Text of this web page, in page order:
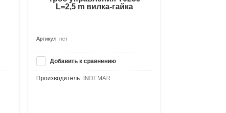
L=2,5 m вилка-гайка
Артикул: нет
Добавить к сравнению
Производитель: INDEMAR